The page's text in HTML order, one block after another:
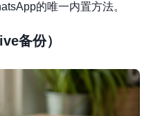
的唯一内置方法。
备份）